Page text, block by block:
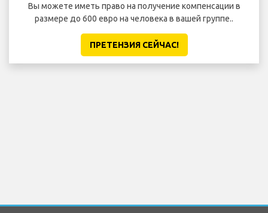
Вы можете иметь право на получение компенсации в
размере до 600 евро на человека в вашей группе..
ПРЕТЕНЗИЯ CЕЙЧАС!